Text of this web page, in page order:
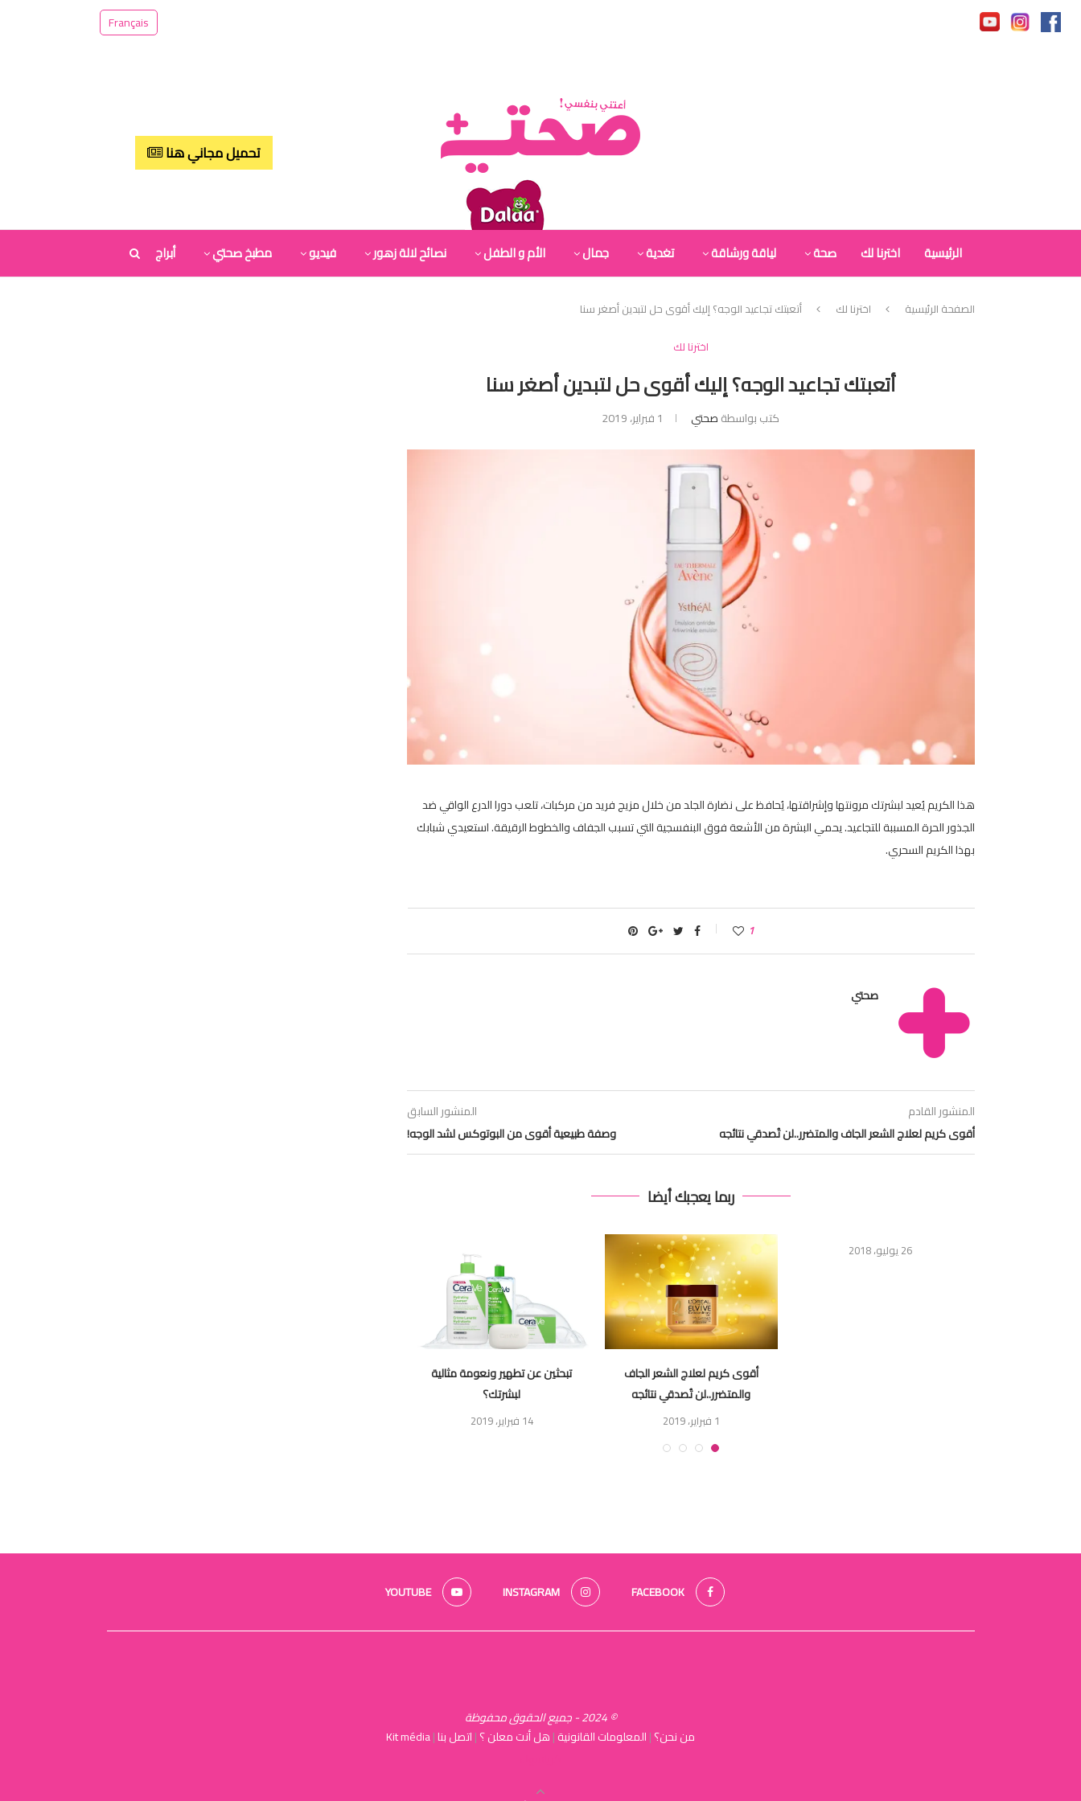
Français
تحميل مجاني هنا
الرئيسية اخترنا لك صحة لياقة ورشاقة تغدية جمال الأم و الطفل نصائح لالة زهور فيديو مطبخ صحتي أبراج
الصفحة الرئيسية اخترنا لك
أتعبتك تجاعيد الوجه؟ إليك أقوى حل لتبدين أصغر سنا
اخترنا لك
أتعبتك تجاعيد الوجه؟ إليك أقوى حل لتبدين أصغر سنا
كتب بواسطةصحتي 1 فبراير، 2019
هذا الكريم يُعيد لبشرتك مرونتها وإشراقتها، يُحافظ على نضارة الجلد من خلال مزيج فريد من مركبات، تلعب دورا الدرع الواقي ضد
الجذور الحرة المسببة للتجاعيد. يحمي البشرة من الأشعة فوق البنفسجية التي تسبب الجفاف والخطوط الرقيقة. استعيدي شبابك
بهذا الكريم السحري.
1
صحتي
المنشور السابق
وصفة طبيعية أقوى من البوتوكس لشد الوجه!
المنشور القادم
أقوى كريم لعلاج الشعر الجاف والمتضرر..لن تُصدقي نتائجه
ربما يعجبك أيضا
26 يوليو، 2018
أقوى كريم لعلاج الشعر الجاف
والمتضرر..لن تُصدقي نتائجه
1 فبراير، 2019
تبحثين عن تطهير ونعومة مثالية
لبشرتك؟
14 فبراير، 2019
FACEBOOK
INSTAGRAM
YOUTUBE
© 2024 - جميع الحقوق محفوظة
من نحن؟|المعلومات القانونية|هل أنت معلن ؟|اتصل بنا|
Kit média